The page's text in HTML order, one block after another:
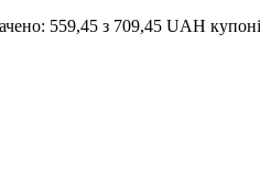
559,45 з 709,45 UAH